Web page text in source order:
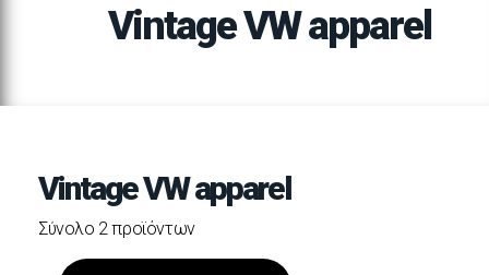
Vintage VW apparel
Vintage VW apparel
Σύνολο 2 προϊόντων